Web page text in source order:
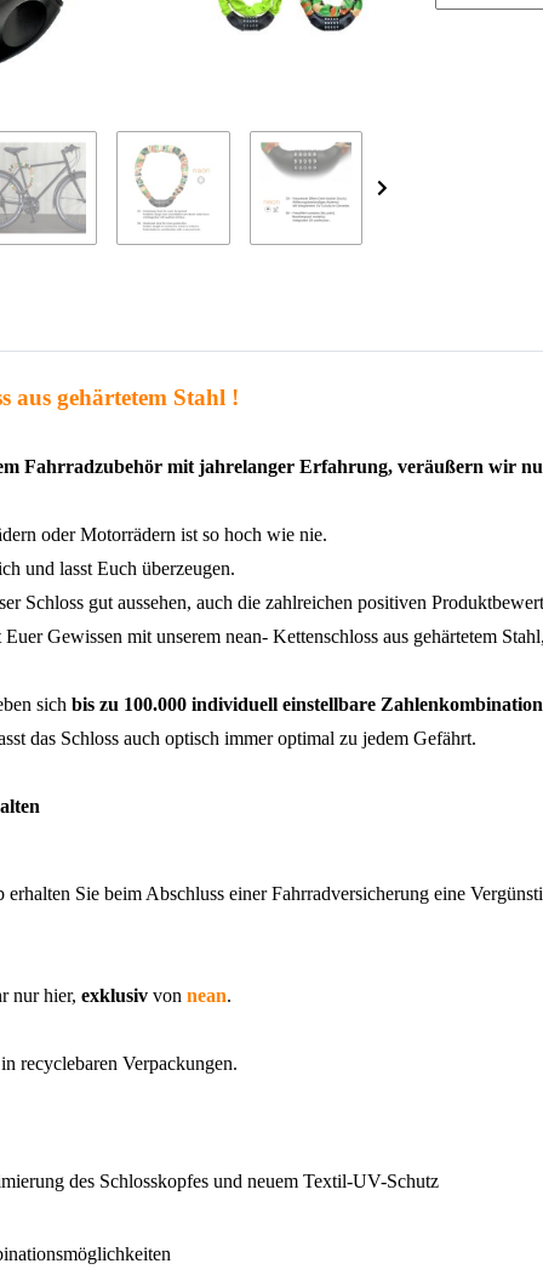
aus gehärtetem Stahl !
Fahrradzubehör mit jahrelanger Erfahrung, veräußern wir
oder Motorrädern ist so hoch wie nie.
und lasst Euch überzeugen.
Schloss gut aussehen, auch die zahlreichen positiven
Gewissen mit unserem nean- Kettenschloss aus gehärtetem
sich bis zu 100.000 individuell einstellbare
das Schloss auch optisch immer optimal zu jedem Gefährt.
erhalten Sie beim Abschluss einer Fahrradversicherung eine
nur hier, exklusiv von nean.
recyclebaren Verpackungen.
des Schlosskopfes und neuem Textil-UV-Schutz